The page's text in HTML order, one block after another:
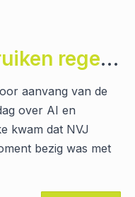
Journalisten gebruiken regelmatig AI, ondanks ongemak
aanvang van de
over AI en
kwam dat NVJ
bezig was met